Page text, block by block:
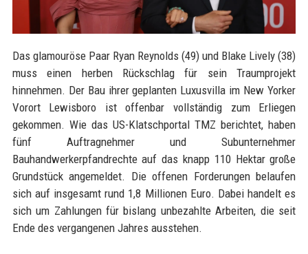
Das glamouröse Paar Ryan Reynolds (49) und Blake Lively (38)
muss einen herben Rückschlag für sein Traumprojekt
hinnehmen. Der Bau ihrer geplanten Luxusvilla im New Yorker
Vorort Lewisboro ist offenbar vollständig zum Erliegen
gekommen. Wie das US-Klatschportal TMZ berichtet, haben
fünf Auftragnehmer und Subunternehmer
Bauhandwerkerpfandrechte auf das knapp 110 Hektar große
Grundstück angemeldet. Die offenen Forderungen belaufen
sich auf insgesamt rund 1,8 Millionen Euro. Dabei handelt es
sich um Zahlungen für bislang unbezahlte Arbeiten, die seit
Ende des vergangenen Jahres ausstehen.